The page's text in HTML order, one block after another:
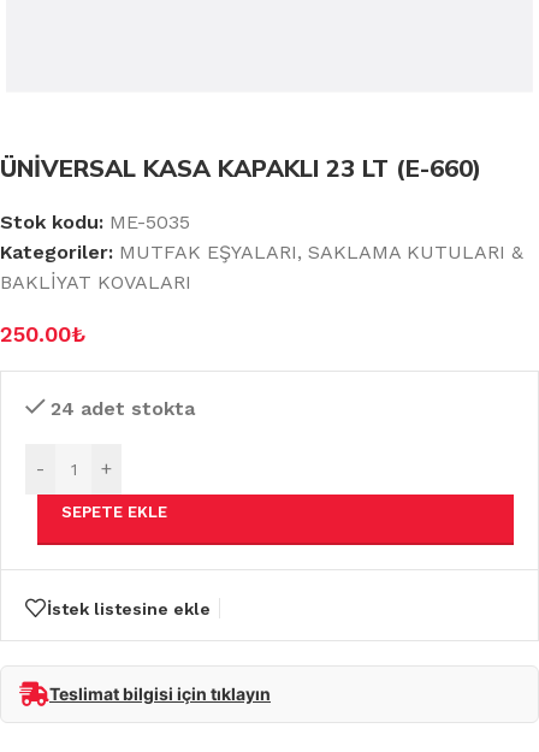
ÜNİVERSAL KASA KAPAKLI 23 LT (E-660)
Stok kodu: ME-5035
Kategoriler: MUTFAK EŞYALARI, SAKLAMA KUTULARI &
BAKLİYAT KOVALARI
250.00₺
24 adet stokta
- +
SEPETE EKLE
İstek listesine ekle
Teslimat bilgisi için tıklayın